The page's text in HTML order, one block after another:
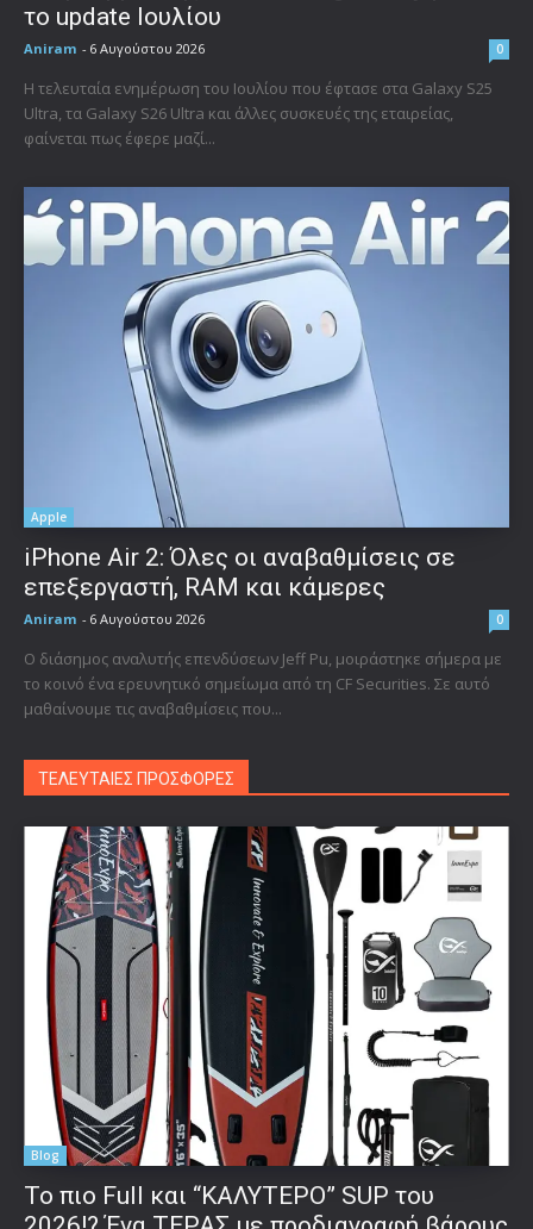
το update Ιουλίου
Aniram - 6 Αυγούστου 2026 0
Η τελευταία ενημέρωση του Ιουλίου που έφτασε στα Galaxy S25
Ultra, τα Galaxy S26 Ultra και άλλες συσκευές της εταιρείας,
φαίνεται πως έφερε μαζί...
Apple
iPhone Air 2: Όλες οι αναβαθμίσεις σε
επεξεργαστή, RAM και κάμερες
Aniram - 6 Αυγούστου 2026 0
Ο διάσημος αναλυτής επενδύσεων Jeff Pu, μοιράστηκε σήμερα με
το κοινό ένα ερευνητικό σημείωμα από τη CF Securities. Σε αυτό
μαθαίνουμε τις αναβαθμίσεις που...
ΤΕΛΕΥΤΑΙΕΣ ΠΡΟΣΦΟΡΕΣ
Blog
To πιο Full και “ΚΑΛΥΤΕΡΟ” SUP του